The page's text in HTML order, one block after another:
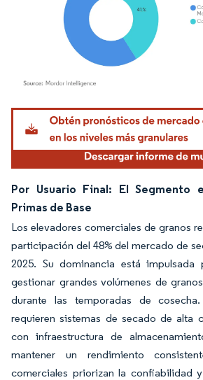
Imagen © Mordor Intelligence. El uso requiere
Por Usuario Final: El Segmento
Primas de Base
Los elevadores comerciales de granos
participación del 48% del mercado de
2025. Su dominancia está
gestionar grandes volúmenes de
durante las temporadas de
requieren sistemas de secado de alta
con infraestructura de
mantener un rendimiento
comerciales priorizan la confiabilidad